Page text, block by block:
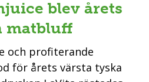
blev årets
matbluff
och profiterande
för årets värsta tyska